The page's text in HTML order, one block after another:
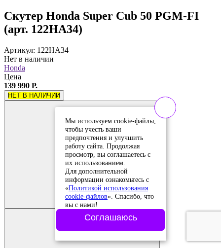
Скутер Honda Super Cub 50 PGM-FI
(арт. 122HA34)
Артикул: 122HA34
Нет в наличии
Honda
Цена
139 990 Р.
НЕТ В НАЛИЧИИ
Добавить в
сравнение
Добавлено в
сравнение
Мы используем cookie-файлы,
чтобы учесть ваши
предпочтения и улучшить
работу сайта. Продолжая
просмотр, вы соглашаетесь с
их использованием.
Для дополнительной
информации ознакомьтесь с
«Политикой использования
cookie-файлов». Спасибо, что
вы с нами!
Соглашаюсь